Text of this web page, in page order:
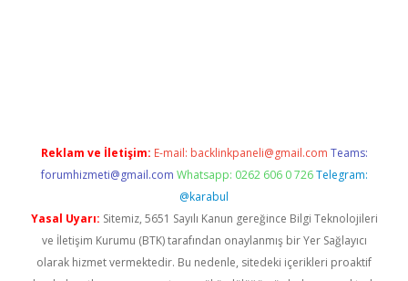
Reklam ve İletişim: E-mail: backlinkpaneli@gmail.com Teams:
forumhizmeti@gmail.com Whatsapp: 0262 606 0 726 Telegram:
@karabul
Yasal Uyarı: Sitemiz, 5651 Sayılı Kanun gereğince Bilgi Teknolojileri
ve İletişim Kurumu (BTK) tarafından onaylanmış bir Yer Sağlayıcı
olarak hizmet vermektedir. Bu nedenle, sitedeki içerikleri proaktif